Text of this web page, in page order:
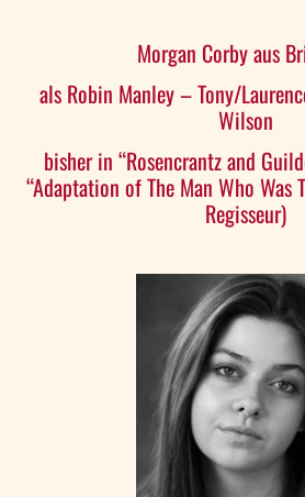
Morgan Corby aus
als Robin Manley – Tony/
Wilson
bisher in “Rosencrantz and
“Adaptation of The Man Who Was
Regisseur)